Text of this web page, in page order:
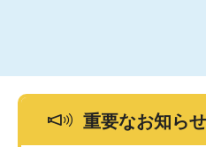
重要なお知らせ